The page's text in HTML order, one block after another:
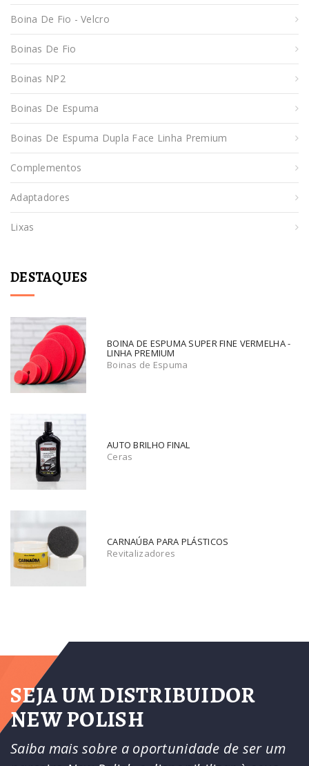
Boina De Fio - Velcro
Boinas De Fio
Boinas NP2
Boinas De Espuma
Boinas De Espuma Dupla Face Linha Premium
Complementos
Adaptadores
Lixas
DESTAQUES
BOINA DE ESPUMA SUPER FINE VERMELHA -
LINHA PREMIUM
Boinas de Espuma
AUTO BRILHO FINAL
Ceras
CARNAÚBA PARA PLÁSTICOS
Revitalizadores
SEJA UM DISTRIBUIDOR
NEW POLISH
Saiba mais sobre a oportunidade de ser um